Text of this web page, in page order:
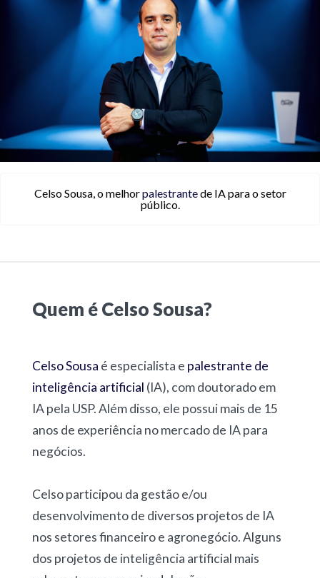
Celso Sousa, o melhorpalestrantede IA para o setor
público.
Quem é Celso Sousa?
Celso Sousa é especialista e palestrante de
inteligência artificial (IA), com doutorado em
IA pela USP. Além disso, ele possui mais de 15
anos de experiência no mercado de IA para
negócios.
Celso participou da gestão e/ou
desenvolvimento de diversos projetos de IA
nos setores financeiro e agronegócio. Alguns
dos projetos de inteligência artificial mais